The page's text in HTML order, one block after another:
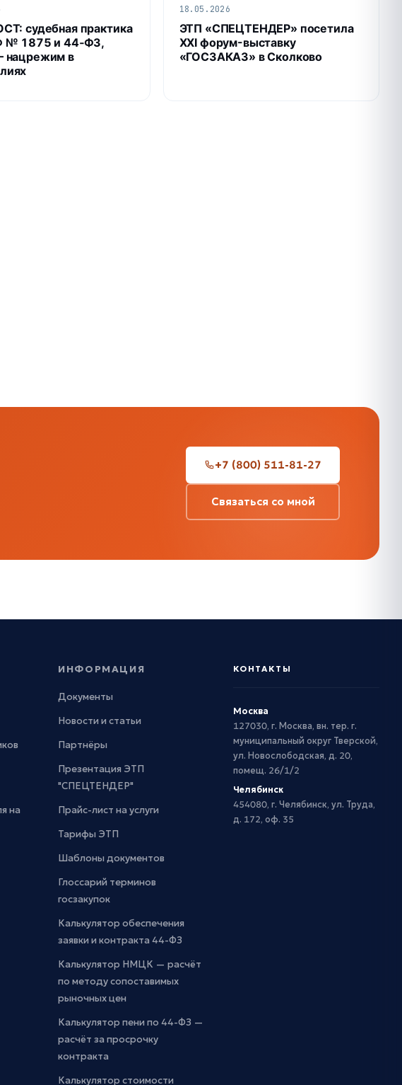
судебная практика
№ 1875 и 44‑ФЗ,
нацрежим в
18.05.2026
ЭТП «СПЕЦТЕНДЕР» посетила
XXI форум-выставку
«ГОСЗАКАЗ» в Сколково
+7 (800) 511-81-27
Связаться со мной
на
ИНФОРМАЦИЯ
Документы
Новости и статьи
Партнёры
Презентация ЭТП
"СПЕЦТЕНДЕР"
Прайс-лист на услуги
Тарифы ЭТП
Шаблоны документов
Глоссарий терминов
госзакупок
Калькулятор обеспечения
заявки и контракта 44-ФЗ
Калькулятор НМЦК — расчёт
по методу сопоставимых
рыночных цен
Калькулятор пени по 44-ФЗ —
расчёт за просрочку
контракта
Калькулятор стоимости
КОНТАКТЫ
Москва
127030, г. Москва, вн. тер. г.
муниципальный округ Тверской,
ул. Новослободская, д. 20,
помещ. 26/1/2
Челябинск
454080, г. Челябинск, ул. Труда,
д. 172, оф. 35